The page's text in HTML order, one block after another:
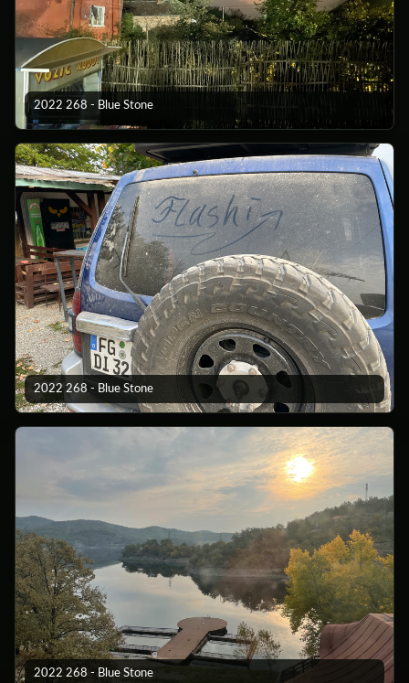
2022 268 - Blue Stone
2022 268 - Blue Stone
2022 268 - Blue Stone